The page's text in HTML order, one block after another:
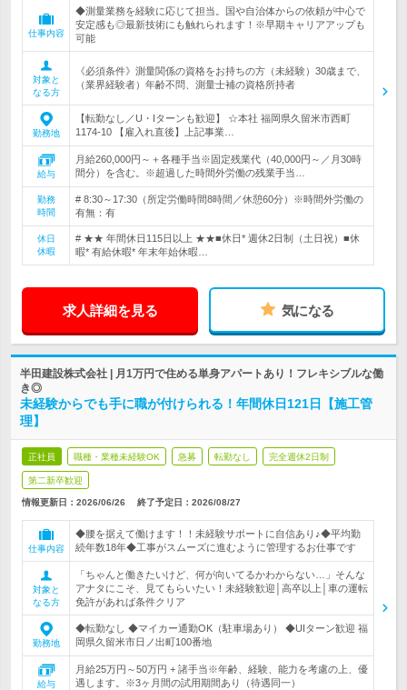
仕事内容
◆測量業務を経験に応じて担当。国や自治体からの依頼が中心で
安定感も◎最新技術にも触れられます！※早期キャリアアップも
可能
対象と
なる方
《必須条件》測量関係の資格をお持ちの方（未経験）30歳まで、
（業界経験者）年齢不問、測量士補の資格所持者
勤務地
【転勤なし／U・Iターンも歓迎】 ☆本社 福岡県久留米市西町
1174-10 【雇入れ直後】上記事業…
給与
月給260,000円～＋各種手当※固定残業代（40,000円～／月30時
間分）を含む。※超過した時間外労働の残業手当…
勤務
時間
# 8:30～17:30（所定労働時間8時間／休憩60分）※時間外労働の
有無：有
休日
休暇
# ★★ 年間休日115日以上 ★★■休日* 週休2日制（土日祝）■休
暇* 有給休暇* 年末年始休暇…
求人詳細を見る 気になる
半田建設株式会社 | 月1万円で住める単身アパートあり！フレキシブルな働
き◎
未経験からでも手に職が付けられる！年間休日121日【施工管
理】
正社員 職種・業種未経験OK 急募 転勤なし 完全週休2日制
第二新卒歓迎
情報更新日：2026/06/26 終了予定日： 2026/08/27
仕事内容
◆腰を据えて働けます！！未経験サポートに自信あり♪◆平均勤
続年数18年◆工事がスムーズに進むように管理するお仕事です
対象と
なる方
「ちゃんと働きたいけど、何が向いてるかわからない…」そんな
アナタにこそ、見てもらいたい！未経験歓迎│高卒以上│車の運転
免許があれば条件クリア
勤務地
◆転勤なし ◆マイカー通勤OK（駐車場あり） ◆UIターン歓迎 福
岡県久留米市日ノ出町100番地
給与
月給25万円～50万円 + 諸手当※年齢、経験、能力を考慮の上、優
遇します。※3ヶ月間の試用期間あり（待遇同一）